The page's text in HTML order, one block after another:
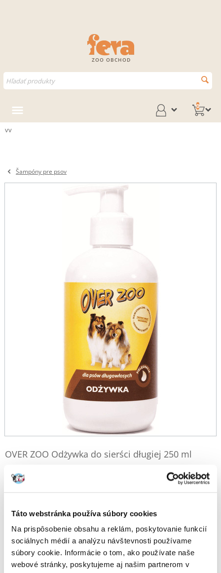
Táto webstránka používa súbory cookies
Na prispôsobenie obsahu a reklám, poskytovanie funkcií
sociálnych médií a analýzu návštevnosti používame
súbory cookie. Informácie o tom, ako používate naše
webové stránky, poskytujeme aj našim partnerom v
ZOO OBCHOD
0
vv
Šampóny pre psov
OVER ZOO Odżywka do sierści długiej 250 ml
€6.42
ODOSIELAME DO 48HODÍN
Fotky našich zákazníkov Pozri ďalšie fotografie